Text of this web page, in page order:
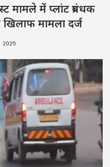
मामले में प्लांट प्रबंधक
मामला दर्ज